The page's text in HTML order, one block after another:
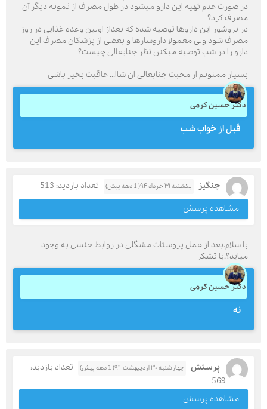
در صورت عدم تهیه این دارو میشود در طول مصرف از نمونه دیگر آن
مصرف کرد؟
در بروشور این داروها توصیه شده که بعداز اولین وعده غذایی در روز
مصرف شود ولی معمولا داروسازها و بعضی از پزشکان مصرف این
دارو را در شب توصیه میکنن نظر جنابعالی چیست؟
بسیار ممنونم از محبت جنابعالی ان شاا... عاقبت بخیر باشی
دکتر حسین کرمی
قبل از خواب شب
چنگیز یکشنبه ۳۱ خرداد ۹۴( 1 دهه پیش)
تعداد بازدید: 513
مشاهده پرسش
با سلام.بعد از عمل پروستات مشگلی در روابط جنسی به وجود
میاید؟.با تشکر
دکتر حسین کرمی
نه
پرستش چهارشنبه ۳۰ اردیبهشت ۹۴( 1 دهه پیش)
تعداد بازدید:
569
مشاهده پرسش